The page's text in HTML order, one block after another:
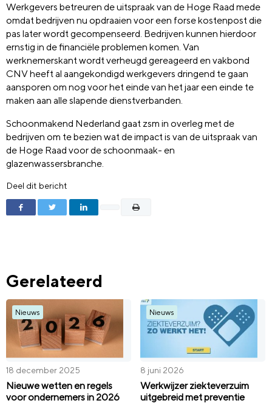
Werkgevers betreuren de uitspraak van de Hoge Raad mede
omdat bedrijven nu opdraaien voor een forse kostenpost die
pas later wordt gecompenseerd. Bedrijven kunnen hierdoor
ernstig in de financiële problemen komen. Van
werknemerskant wordt verheugd gereageerd en vakbond
CNV heeft al aangekondigd werkgevers dringend te gaan
aansporen om nog voor het einde van het jaar een einde te
maken aan alle slapende dienstverbanden.
Schoonmakend Nederland gaat zsm in overleg met de
bedrijven om te bezien wat de impact is van de uitspraak van
de Hoge Raad voor de schoonmaak- en
glazenwassersbranche.
Deel dit bericht
Gerelateerd
Nieuws
18 december 2025
Nieuwe wetten en regels
voor ondernemers in 2026
Nieuws
8 juni 2026
Werkwijzer ziekteverzuim
uitgebreid met preventie